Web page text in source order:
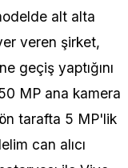
alt alta
veren şirket,
geçiş yaptığını
MP ana kamera
tarafta 5 MP'lik
can alıcı